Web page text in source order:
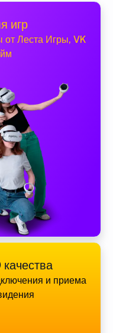
игр
от Леста Игры, VK
и приема